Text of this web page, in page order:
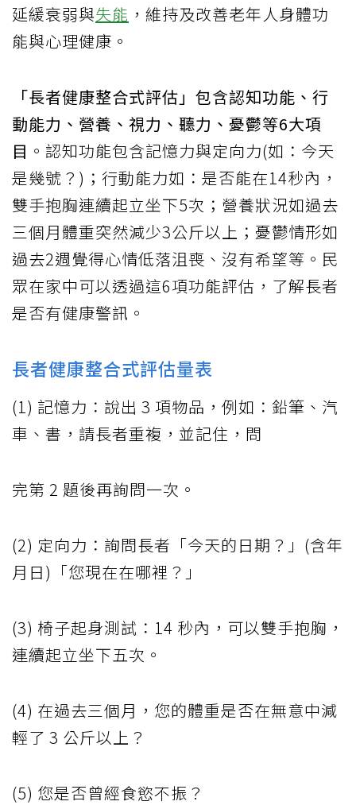
延緩衰弱與失能 ，維持及改善老年人身體功
能與心理健康。
「長者健康整合式評估」包含認知功能、行
動能力、營養、視力、聽力、憂鬱等6大項
目 。認知功能包含記憶力與定向力(如：今天
是幾號？)；行動能力如：是否能在14秒內，
雙手抱胸連續起立坐下5次；營養狀況如過去
三個月體重突然減少3公斤以上；憂鬱情形如
過去2週覺得心情低落沮喪、沒有希望等。民
眾在家中可以透過這6項功能評估，了解長者
是否有健康警訊。
長者健康整合式評估量表
(1) 記憶力：說出 3 項物品，例如：鉛筆、汽
車、書，請長者重複，並記住，問
完第 2 題後再詢問一次。
(2) 定向力：詢問長者「今天的日期？」(含年
月日)「您現在在哪裡？」
(3) 椅子起身測試：14 秒內，可以雙手抱胸，
連續起立坐下五次。
(4) 在過去三個月，您的體重是否在無意中減
輕了 3 公斤以上？
(5) 您是否曾經食慾不振？